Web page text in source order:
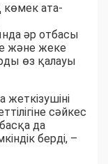
көмек ата-
әр отбасы
және жеке
өз қалауы
жеткізушіні
сәйкес
да
берді, –